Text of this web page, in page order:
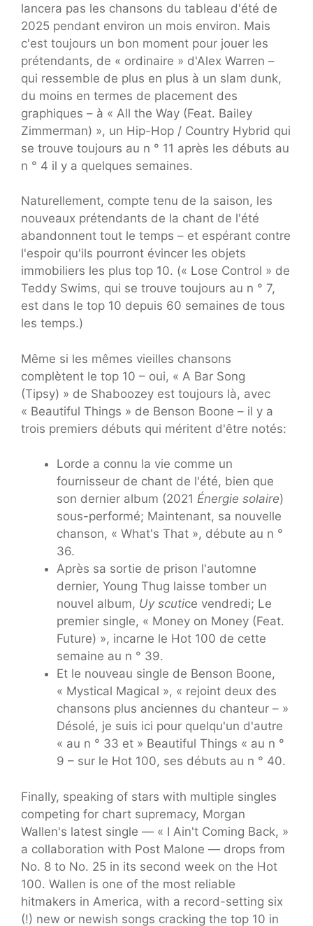
lancera pas les chansons du tableau d'été de
2025 pendant environ un mois environ. Mais
c'est toujours un bon moment pour jouer les
prétendants, de « ordinaire » d'Alex Warren –
qui ressemble de plus en plus à un slam dunk,
du moins en termes de placement des
graphiques – à « All the Way (Feat. Bailey
Zimmerman) », un Hip-Hop / Country Hybrid qui
se trouve toujours au n ° 11 après les débuts au
n ° 4 il y a quelques semaines.
Naturellement, compte tenu de la saison, les
nouveaux prétendants de la chant de l'été
abandonnent tout le temps – et espérant contre
l'espoir qu'ils pourront évincer les objets
immobiliers les plus top 10. (« Lose Control » de
Teddy Swims, qui se trouve toujours au n ° 7,
est dans le top 10 depuis 60 semaines de tous
les temps.)
Même si les mêmes vieilles chansons
complètent le top 10 – oui, « A Bar Song
(Tipsy) » de Shaboozey est toujours là, avec
« Beautiful Things » de Benson Boone – il y a
trois premiers débuts qui méritent d'être notés:
Lorde a connu la vie comme un
fournisseur de chant de l'été, bien que
son dernier album (2021 Énergie solaire)
sous-performé; Maintenant, sa nouvelle
chanson, « What's That », débute au n °
36.
Après sa sortie de prison l'automne
dernier, Young Thug laisse tomber un
nouvel album, Uy scutice vendredi; Le
premier single, « Money on Money (Feat.
Future) », incarne le Hot 100 de cette
semaine au n ° 39.
Et le nouveau single de Benson Boone,
« Mystical Magical », « rejoint deux des
chansons plus anciennes du chanteur – »
Désolé, je suis ici pour quelqu'un d'autre
« au n ° 33 et » Beautiful Things « au n °
9 – sur le Hot 100, ses débuts au n ° 40.
Finally, speaking of stars with multiple singles
competing for chart supremacy, Morgan
Wallen's latest single — « I Ain't Coming Back, »
a collaboration with Post Malone — drops from
No. 8 to No. 25 in its second week on the Hot
100. Wallen is one of the most reliable
hitmakers in America, with a record-setting six
(!) new or newish songs cracking the top 10 in